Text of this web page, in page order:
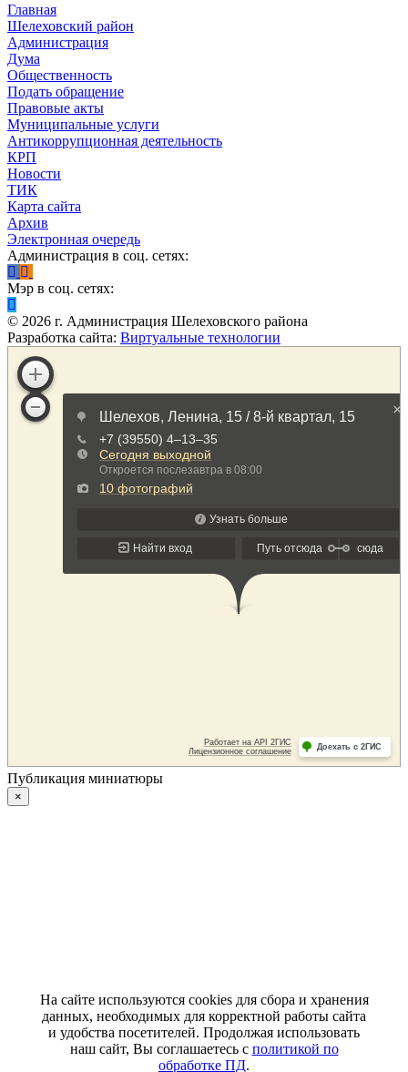
Главная
Шелеховский район
Администрация
Дума
Общественность
Подать обращение
Правовые акты
Муниципальные услуги
Антикоррупционная деятельность
КРП
Новости
ТИК
Карта сайта
Архив
Электронная очередь
Администрация в соц. сетях:
Мэр в соц. сетях:
© 2026 г. Администрация Шелеховского района
Разработка сайта: Виртуальные технологии
Публикация миниатюры
×
На сайте используются cookies для сбора и хранения
данных, необходимых для корректной работы сайта
и удобства посетителей. Продолжая использовать
наш сайт, Вы соглашаетесь с политикой по
обработке ПД.